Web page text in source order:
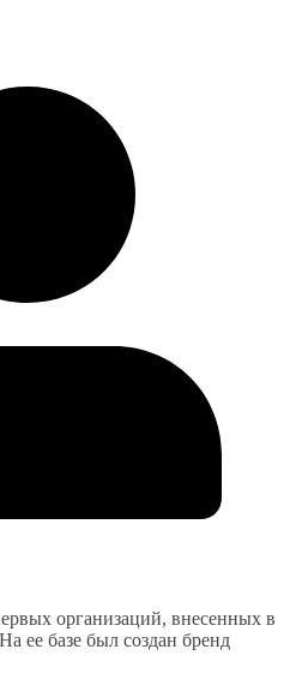
организаций, внесенных в
ее базе был создан бренд